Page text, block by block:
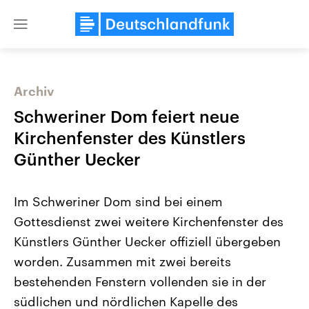
Close
Landtagswahl Sachsen-Anhalt
Alle Informationen
September 2026 einen neuen
Landtag. Seit 2021 wird das
Bundesland von einer Koalition aus
USA
Aktuelle Beiträge,
Hintergründe
gehören die Vereinigten
den mächtigsten Ländern
mit großem Einfluss auf
Archiv
Schweriner Dom feiert neue
Kirchenfenster des Künstlers
Günther Uecker
Im Schweriner Dom sind bei einem
Gottesdienst zwei weitere Kirchenfenster des
Künstlers Günther Uecker offiziell übergeben
worden. Zusammen mit zwei bereits
bestehenden Fenstern vollenden sie in der
südlichen und nördlichen Kapelle des